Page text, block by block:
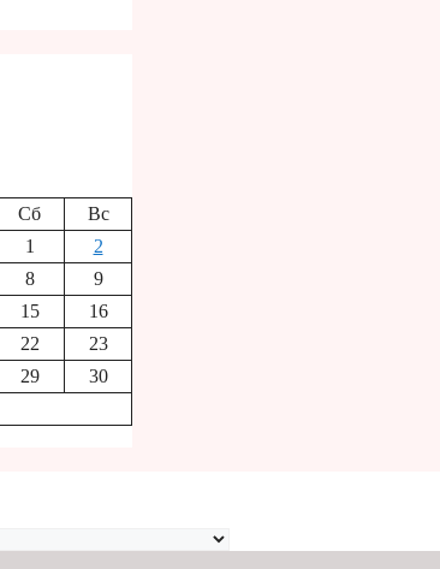
Сб
Вс
1
2
8
9
15
16
22
23
29
30